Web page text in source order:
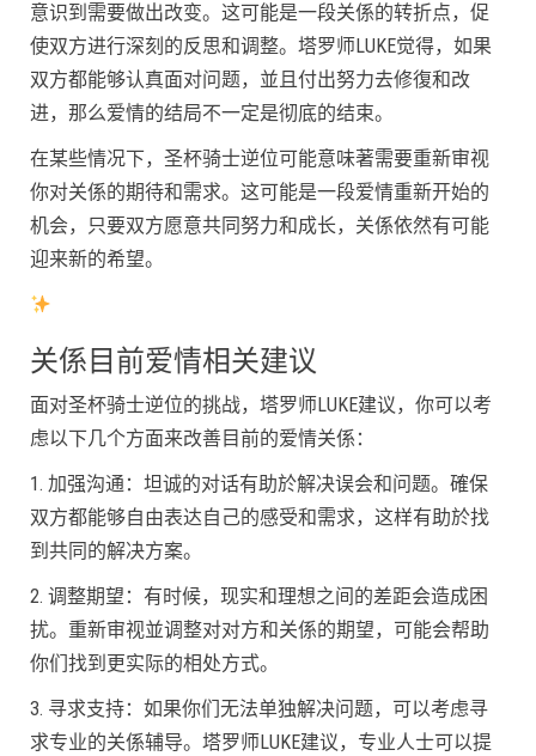
意识到需要做出改变。这可能是一段关係的转折点，促
使双方进行深刻的反思和调整。塔罗师LUKE觉得，如果
双方都能够认真面对问题，並且付出努力去修復和改
进，那么爱情的结局不一定是彻底的结束。
在某些情况下，圣杯骑士逆位可能意味著需要重新审视
你对关係的期待和需求。这可能是一段爱情重新开始的
机会，只要双方愿意共同努力和成长，关係依然有可能
迎来新的希望。
关係目前爱情相关建议
面对圣杯骑士逆位的挑战，塔罗师LUKE建议，你可以考
虑以下几个方面来改善目前的爱情关係：
1. 加强沟通：坦诚的对话有助於解决误会和问题。確保
双方都能够自由表达自己的感受和需求，这样有助於找
到共同的解决方案。
2. 调整期望：有时候，现实和理想之间的差距会造成困
扰。重新审视並调整对对方和关係的期望，可能会帮助
你们找到更实际的相处方式。
3. 寻求支持：如果你们无法单独解决问题，可以考虑寻
求专业的关係辅导。塔罗师LUKE建议，专业人士可以提